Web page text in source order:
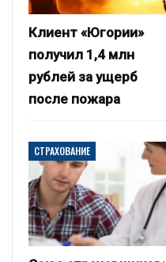
Клиент «Югории»
получил 1,4 млн
рублей за ущерб
после пожара
СТРАХОВАНИЕ